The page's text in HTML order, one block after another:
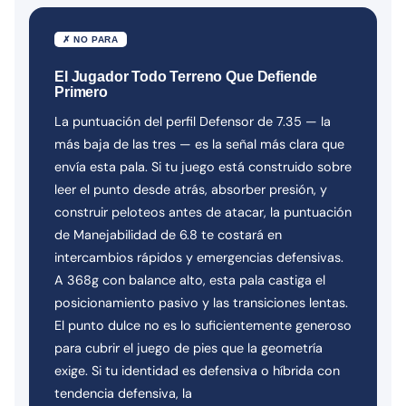
✗ NO PARA
El Jugador Todo Terreno Que Defiende
Primero
La puntuación del perfil Defensor de 7.35 — la
más baja de las tres — es la señal más clara que
envía esta pala. Si tu juego está construido sobre
leer el punto desde atrás, absorber presión, y
construir peloteos antes de atacar, la puntuación
de Manejabilidad de 6.8 te costará en
intercambios rápidos y emergencias defensivas.
A 368g con balance alto, esta pala castiga el
posicionamiento pasivo y las transiciones lentas.
El punto dulce no es lo suficientemente generoso
para cubrir el juego de pies que la geometría
exige. Si tu identidad es defensiva o híbrida con
tendencia defensiva, la